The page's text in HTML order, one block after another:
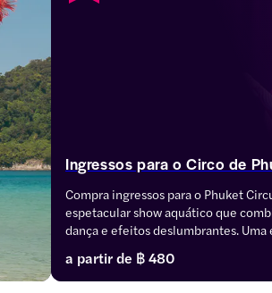
Ingressos para o Circo de
Compra ingressos para o Phuket
espetacular show aquático que
dança e efeitos deslumbrantes.
para famílias, casais e quem
um espetáculo cheio de energia onde
mistura com movimentos fluidos.
a partir de ฿ 480